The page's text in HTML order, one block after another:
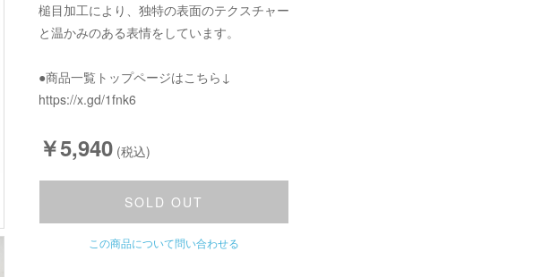
槌目加工により、独特の表面のテクスチャー
と温かみのある表情をしています。
●商品一覧トップページはこちら↓
https://x.gd/1fnk6
￥5,940 (税込)
SOLD OUT
この商品について問い合わせる